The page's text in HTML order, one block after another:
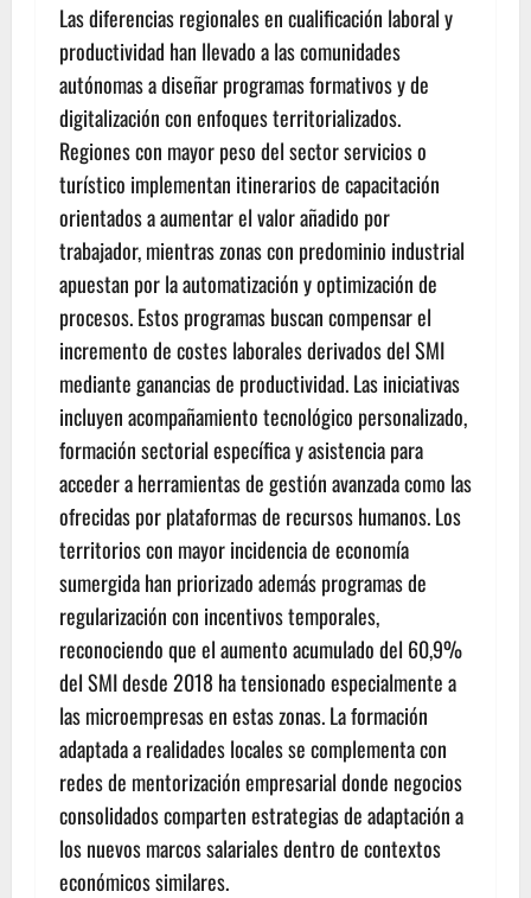
Las diferencias regionales en cualificación laboral y
productividad han llevado a las comunidades
autónomas a diseñar programas formativos y de
digitalización con enfoques territorializados.
Regiones con mayor peso del sector servicios o
turístico implementan itinerarios de capacitación
orientados a aumentar el valor añadido por
trabajador, mientras zonas con predominio industrial
apuestan por la automatización y optimización de
procesos. Estos programas buscan compensar el
incremento de costes laborales derivados del SMI
mediante ganancias de productividad. Las iniciativas
incluyen acompañamiento tecnológico personalizado,
formación sectorial específica y asistencia para
acceder a herramientas de gestión avanzada como las
ofrecidas por plataformas de recursos humanos. Los
territorios con mayor incidencia de economía
sumergida han priorizado además programas de
regularización con incentivos temporales,
reconociendo que el aumento acumulado del 60,9%
del SMI desde 2018 ha tensionado especialmente a
las microempresas en estas zonas. La formación
adaptada a realidades locales se complementa con
redes de mentorización empresarial donde negocios
consolidados comparten estrategias de adaptación a
los nuevos marcos salariales dentro de contextos
económicos similares.